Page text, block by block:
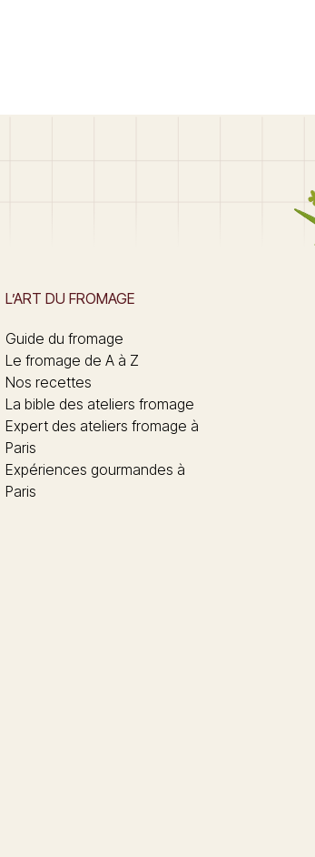
L’ART DU FROMAGE
Guide du fromage
Le fromage de A à Z
Nos recettes
La bible des ateliers fromage
Expert des ateliers fromage à
Paris
Expériences gourmandes à
Paris